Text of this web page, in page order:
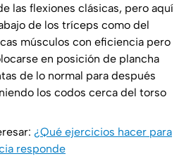
las flexiones clásicas, pero aquí
de los tríceps como del
músculos con eficiencia pero
en posición de plancha
de lo normal para después
los codos cerca del torso
¿Qué ejercicios hacer para
responde